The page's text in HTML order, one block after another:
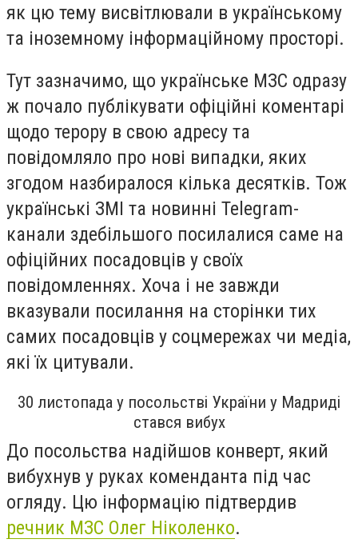
як цю тему висвітлювали в українському
та іноземному інформаційному просторі.
Тут зазначимо, що українське МЗС одразу
ж почало публікувати офіційні коментарі
щодо терору в свою адресу та
повідомляло про нові випадки, яких
згодом назбиралося кілька десятків. Тож
українські ЗМІ та новинні Telegram-
канали здебільшого посилалися саме на
офіційних посадовців у своїх
повідомленнях. Хоча і не завжди
вказували посилання на сторінки тих
самих посадовців у соцмережах чи медіа,
які їх цитували.
30 листопада у посольстві України у Мадриді
стався вибух
До посольства надійшов конверт, який
вибухнув у руках коменданта під час
огляду. Цю інформацію підтвердив
речник МЗС Олег Ніколенко.